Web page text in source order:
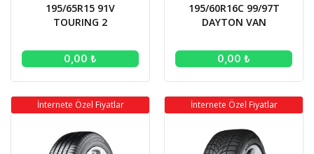
195/65R15 91V
TOURING 2
0,00 ₺
195/60R16C 99/97T
DAYTON VAN
0,00 ₺
İnternete Özel Fiyatlar İnternete Özel Fiyatlar